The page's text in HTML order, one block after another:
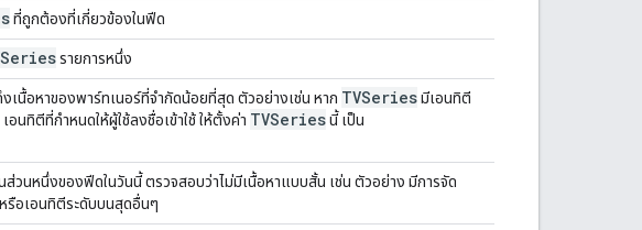
ที่ถูกต้องที่เกี่ยวข้องในฟีด
รายการหนึ่ง
งเนื้อหาของพาร์ทเนอร์ที่จำกัดน้อยที่สุด ตัวอย่างเช่น หาก TVSeriesมีเอนทิตี
เอนทิตีที่กำหนดให้ผู้ใช้ลงชื่อเข้าใช้ ให้ตั้งค่า TVSeriesนี้ เป็น
วนหนึ่งของฟีดในวันนี้ ตรวจสอบว่าไม่มีเนื้อหาแบบสั้น เช่น ตัวอย่าง มีการจัด
หรือเอนทิตีระดับบนสุดอื่นๆ